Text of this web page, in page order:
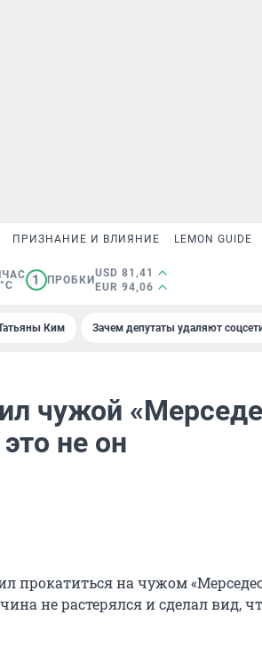
ПРИЗНАНИЕ И ВЛИЯНИЕ LEMON GUIDE
1 ПРОБКИ
USD 81,41
EUR 94,06
Ким Зачем депутаты удаляют
чужой
не он
прокатиться на чужом
не растерялся и сделал вид,